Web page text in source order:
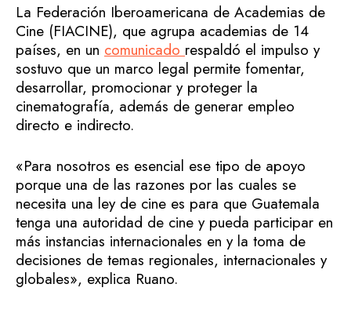
La Federación Iberoamericana de Academias de
Cine (FIACINE), que agrupa academias de 14
países, en un comunicado respaldó el impulso y
sostuvo que un marco legal permite fomentar,
desarrollar, promocionar y proteger la
cinematografía, además de generar empleo
directo e indirecto.
«Para nosotros es esencial ese tipo de apoyo
porque una de las razones por las cuales se
necesita una ley de cine es para que Guatemala
tenga una autoridad de cine y pueda participar en
más instancias internacionales en y la toma de
decisiones de temas regionales, internacionales y
globales», explica Ruano.